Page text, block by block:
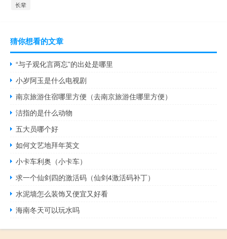
长辈
猜你想看的文章
“与子观化言两忘”的出处是哪里
小岁阿玉是什么电视剧
南京旅游住宿哪里方便（去南京旅游住哪里方便）
洁指的是什么动物
五大员哪个好
如何文艺地拜年英文
小卡车利奥（小卡车）
求一个仙剑四的激活码（仙剑4激活码补丁）
水泥墙怎么装饰又便宜又好看
海南冬天可以玩水吗